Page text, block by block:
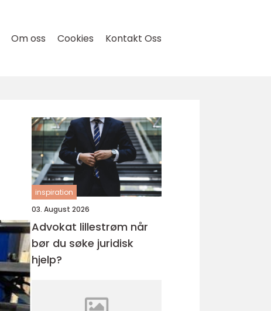
Om oss Cookies Kontakt Oss
inspiration
03. August 2026
Advokat lillestrøm når
bør du søke juridisk
hjelp?